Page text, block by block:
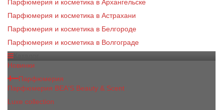
Парфюмерия и косметика в Архангельске
Парфюмерия и косметика в Астрахани
Парфюмерия и косметика в Белгороде
Парфюмерия и косметика в Волгограде
Новинки
Парфюмерия
Парфюмерия BEA'S Beauty & Scent
Luxe collection